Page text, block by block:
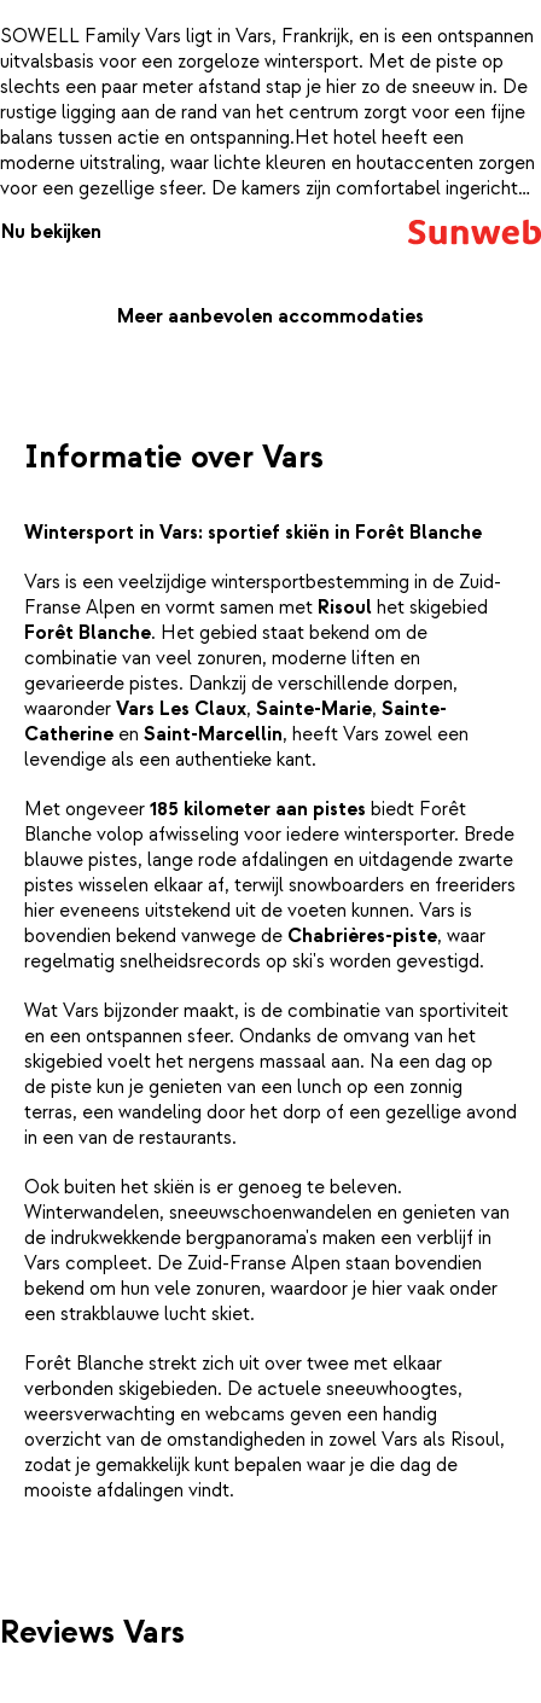
SOWELL Family Vars ligt in Vars, Frankrijk, en is een ontspannen
uitvalsbasis voor een zorgeloze wintersport. Met de piste op
slechts een paar meter afstand stap je hier zo de sneeuw in. De
rustige ligging aan de rand van het centrum zorgt voor een fijne
balans tussen actie en ontspanning.Het hotel heeft een
moderne uitstraling, waar lichte kleuren en houtaccenten zorgen
voor een gezellige sfeer. De kamers zijn comfortabel ingericht
en geschikt voor verschillende reisgezelschappen, van koppels
tot families. Grote ramen laten veel daglicht binnen en bieden
nergens aan te denken. Geniet na een actieve dag van
klikt je ski's aan en staat vrijwel direct op de piste, terwijl de skilift
en het centrum van Vars op ongeveer 700 meter liggen. Hier
je voor: je begint de dag met uitzicht op witte berghellingen en
staat even later al op de piste.
Nu bekijken
Meer aanbevolen accommodaties
Informatie over Vars
Wintersport in Vars: sportief skiën in Forêt Blanche
Vars is een veelzijdige wintersportbestemming in de Zuid-
Franse Alpen en vormt samen met Risoul het skigebied
Forêt Blanche. Het gebied staat bekend om de
combinatie van veel zonuren, moderne liften en
gevarieerde pistes. Dankzij de verschillende dorpen,
waaronder Vars Les Claux, Sainte-Marie, Sainte-
Catherine en Saint-Marcellin, heeft Vars zowel een
levendige als een authentieke kant.
Met ongeveer 185 kilometer aan pistes biedt Forêt
Blanche volop afwisseling voor iedere wintersporter. Brede
blauwe pistes, lange rode afdalingen en uitdagende zwarte
pistes wisselen elkaar af, terwijl snowboarders en freeriders
hier eveneens uitstekend uit de voeten kunnen. Vars is
bovendien bekend vanwege de Chabrières-piste, waar
regelmatig snelheidsrecords op ski's worden gevestigd.
Wat Vars bijzonder maakt, is de combinatie van sportiviteit
en een ontspannen sfeer. Ondanks de omvang van het
skigebied voelt het nergens massaal aan. Na een dag op
de piste kun je genieten van een lunch op een zonnig
terras, een wandeling door het dorp of een gezellige avond
in een van de restaurants.
Ook buiten het skiën is er genoeg te beleven.
Winterwandelen, sneeuwschoenwandelen en genieten van
de indrukwekkende bergpanorama's maken een verblijf in
Vars compleet. De Zuid-Franse Alpen staan bovendien
bekend om hun vele zonuren, waardoor je hier vaak onder
een strakblauwe lucht skiet.
Forêt Blanche strekt zich uit over twee met elkaar
verbonden skigebieden. De actuele sneeuwhoogtes,
weersverwachting en webcams geven een handig
overzicht van de omstandigheden in zowel Vars als Risoul,
zodat je gemakkelijk kunt bepalen waar je die dag de
mooiste afdalingen vindt.
Reviews Vars